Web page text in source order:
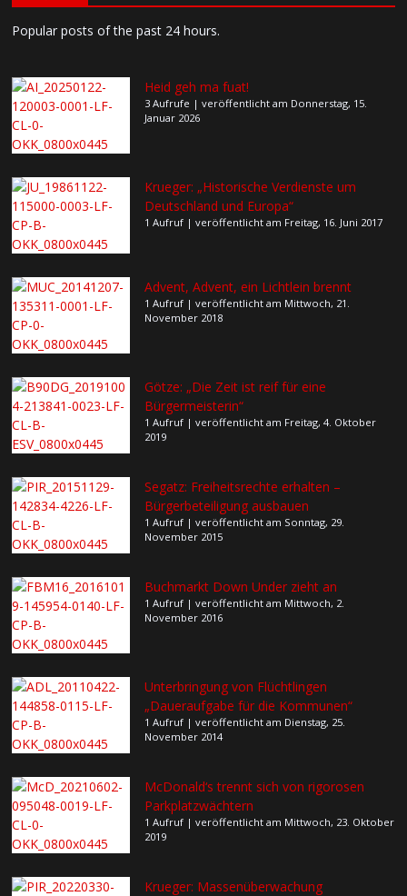
Popular posts of the past 24 hours.
Heid geh ma fuat!
3 Aufrufe |veröffentlicht am Donnerstag, 15.
Januar 2026
Krueger: „Historische Verdienste um
Deutschland und Europa“
1 Aufruf |veröffentlicht am Freitag, 16. Juni 2017
Advent, Advent, ein Lichtlein brennt
1 Aufruf |veröffentlicht am Mittwoch, 21.
November 2018
Götze: „Die Zeit ist reif für eine
Bürgermeisterin“
1 Aufruf |veröffentlicht am Freitag, 4. Oktober
2019
Segatz: Freiheitsrechte erhalten –
Bürgerbeteiligung ausbauen
1 Aufruf |veröffentlicht am Sonntag, 29.
November 2015
Buchmarkt Down Under zieht an
1 Aufruf |veröffentlicht am Mittwoch, 2.
November 2016
Unterbringung von Flüchtlingen
„Daueraufgabe für die Kommunen“
1 Aufruf |veröffentlicht am Dienstag, 25.
November 2014
McDonald‘s trennt sich von rigorosen
Parkplatzwächtern
1 Aufruf |veröffentlicht am Mittwoch, 23. Oktober
2019
Krueger: Massenüberwachung